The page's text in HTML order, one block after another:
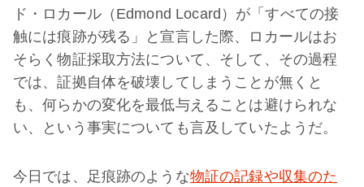
ド・ロカール（Edmond Locard）が「すべての接
触には痕跡が残る」と宣言した際、ロカールはお
そらく物証採取方法について、そして、その過程
では、証拠自体を破壊してしまうことが無くと
も、何らかの変化を最低与えることは避けられな
い、という事実についても言及していたようだ。
今日では、足痕跡のような物証の記録や収集のた